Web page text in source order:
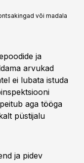
või madala
ja
arvukad
ei lubata istuda
aga tööga
püstijalu
ja pidev